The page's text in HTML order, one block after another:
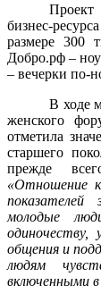
Проект
бизнес-
размере 300
Добро.рф –
– вечерки по-
В ходе
женского
отметила
старшего
прежде
«Отношение
молодые
одиночеству,
общения и
людям
включенными